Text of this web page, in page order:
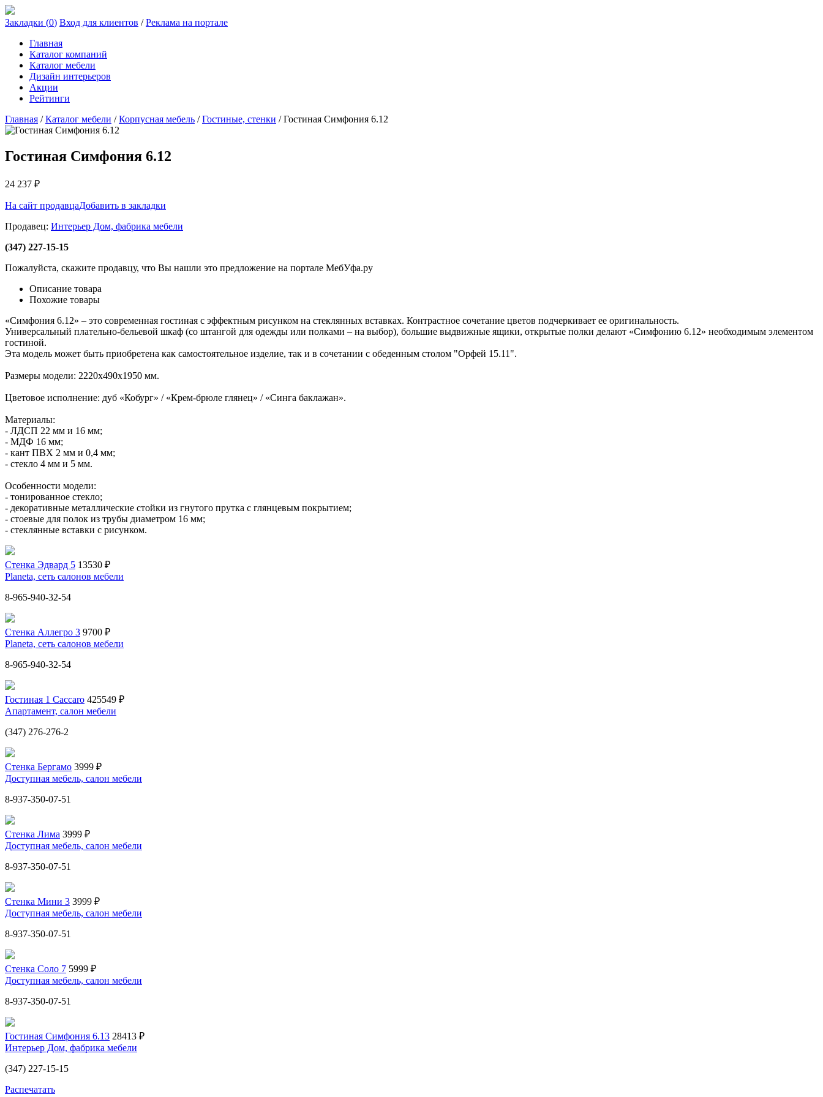
Закладки (0) Вход для клиентов /Реклама на портале
Главная
Каталог компаний
Каталог мебели
Дизайн интерьеров
Акции
Рейтинги
Главная /Каталог мебели /Корпусная мебель /Гостиные, стенки /Гостиная Симфония 6.12
Гостиная Симфония 6.12
24 237 ₽
На сайт продавцаДобавить в закладки
Продавец: Интерьер Дом, фабрика мебели
(347) 227-15-15
Пожалуйста, скажите продавцу, что Вы нашли это предложение на портале МебУфа.ру
Описание товара
Похожие товары
«Симфония 6.12» – это современная гостиная с эффектным рисунком на стеклянных вставках. Контрастное сочетание цветов подчеркивает ее оригинальность.
Универсальный плательно-бельевой шкаф (со штангой для одежды или полками – на выбор), большие выдвижные ящики, открытые полки делают «Симфонию 6.12» необходимым элементом
гостиной.
Эта модель может быть приобретена как самостоятельное изделие, так и в сочетании с обеденным столом "Орфей 15.11".
Размеры модели: 2220х490х1950 мм.
Цветовое исполнение: дуб «Кобург» / «Крем-брюле глянец» / «Синга баклажан».
Материалы:
- ЛДСП 22 мм и 16 мм;
- МДФ 16 мм;
- кант ПВХ 2 мм и 0,4 мм;
- стекло 4 мм и 5 мм.
Особенности модели:
- тонированное стекло;
- декоративные металлические стойки из гнутого прутка с глянцевым покрытием;
- стоевые для полок из трубы диаметром 16 мм;
- стеклянные вставки с рисунком.
Стенка Эдвард 5 13530 ₽
Planeta, сеть салонов мебели
8-965-940-32-54
Стенка Аллегро 3 9700 ₽
Planeta, сеть салонов мебели
8-965-940-32-54
Гостиная 1 Сaccaro 425549 ₽
Апартамент, салон мебели
(347) 276-276-2
Стенка Бергамо 3999 ₽
Доступная мебель, салон мебели
8-937-350-07-51
Стенка Лима 3999 ₽
Доступная мебель, салон мебели
8-937-350-07-51
Стенка Мини 3 3999 ₽
Доступная мебель, салон мебели
8-937-350-07-51
Стенка Соло 7 5999 ₽
Доступная мебель, салон мебели
8-937-350-07-51
Гостиная Симфония 6.13 28413 ₽
Интерьер Дом, фабрика мебели
(347) 227-15-15
Распечатать